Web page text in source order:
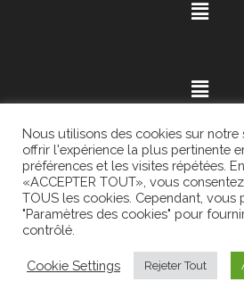
Mention légales - ©2021.Alvaria.
Nous utilisons des cookies sur notre
offrir l'expérience la plus pertinente
préférences et les visites répétées.
«ACCEPTER TOUT», vous
TOUS les cookies. Cependant, vous
"Paramètres des cookies" pour
contrôlé.
Cookie Settings Rejeter Tout